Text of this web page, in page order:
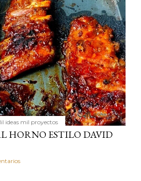
ideas mil proyectos
HORNO ESTILO DAVID